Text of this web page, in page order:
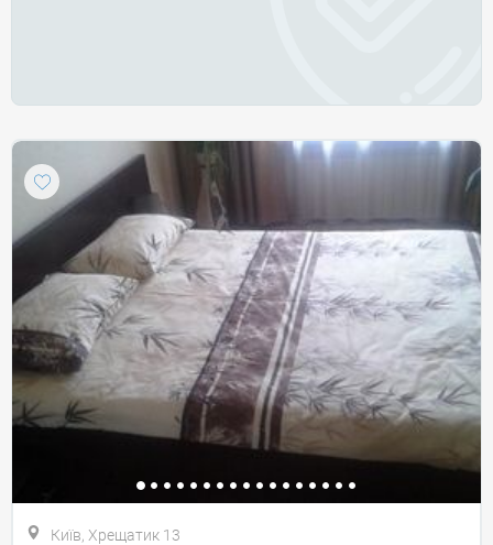
Київ, Хрещатик 13